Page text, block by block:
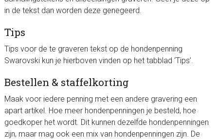
in de tekst dan worden deze genegeerd.
Tips
Tips voor de te graveren tekst op de hondenpenning
Swarovski kun je hierboven vinden op het tabblad ‘Tips’.
Bestellen & staffelkorting
Maak voor iedere penning met een andere gravering een
apart artikel. Hoe meer hondenpenningen je besteld, hoe
goedkoper het wordt. Dit kunnen dezelfde hondenpenningen
zijn, maar mag ook een mix van hondenpenningen zijn. De